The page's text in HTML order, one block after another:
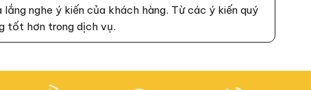
nghe ý kiến của khách hàng. Từ các ý kiến quý
tốt hơn trong dịch vụ.